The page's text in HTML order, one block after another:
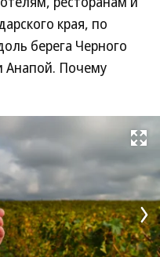
края, по
берега Черного
Анапой. Почему
Развернуть